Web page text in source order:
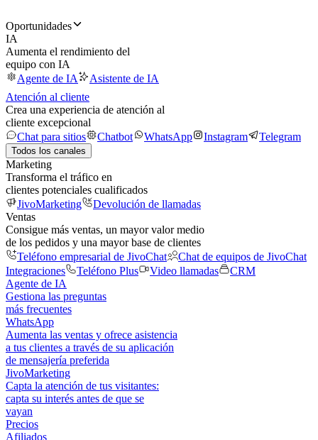
Oportunidades
IA
Aumenta el rendimiento del
equipo con IA
Agente de IA
Asistente de IA
Atención al cliente
Crea una experiencia de atención al
cliente excepcional
Chat para sitios
Chatbot WhatsApp Instagram Telegram
Todos los canales
Marketing
Transforma el tráfico en
clientes potenciales cualificados
JivoMarketing
Devolución de llamadas
Ventas
Consigue más ventas, un mayor valor medio
de los pedidos y una mayor base de clientes
Teléfono empresarial de JivoChat
Chat de equipos de JivoChat
Integraciones
Teléfono Plus Video llamadas
CRM
Agente de IA
Gestiona las preguntas
más frecuentes
WhatsApp
Aumenta las ventas y ofrece asistencia
a tus clientes a través de su aplicación
de mensajería preferida
JivoMarketing
Capta la atención de tus visitantes:
capta su interés antes de que se
vayan
Precios
Afiliados